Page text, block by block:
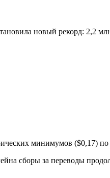
новый рекорд: 2,2
минимумов ($0,17)
сборы за переводы